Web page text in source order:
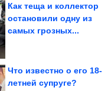
Как теща и коллектор
остановили одну из
самых грозных...
Что известно о его 18-
летней супруге?